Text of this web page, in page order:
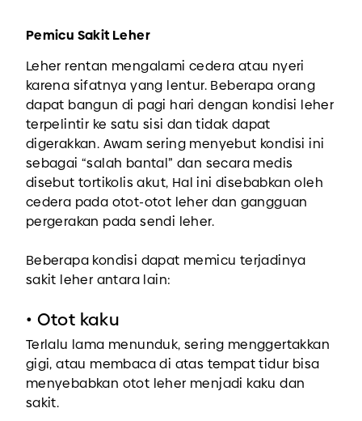
Pemicu Sakit Leher
Leher rentan mengalami cedera atau nyeri
karena sifatnya yang lentur. Beberapa orang
dapat bangun di pagi hari dengan kondisi leher
terpelintir ke satu sisi dan tidak dapat
digerakkan. Awam sering menyebut kondisi ini
sebagai “salah bantal” dan secara medis
disebut tortikolis akut, Hal ini disebabkan oleh
cedera pada otot-otot leher dan gangguan
pergerakan pada sendi leher.
Beberapa kondisi dapat memicu terjadinya
sakit leher antara lain:
• Otot kaku
Terlalu lama menunduk, sering menggertakkan
gigi, atau membaca di atas tempat tidur bisa
menyebabkan otot leher menjadi kaku dan
sakit.